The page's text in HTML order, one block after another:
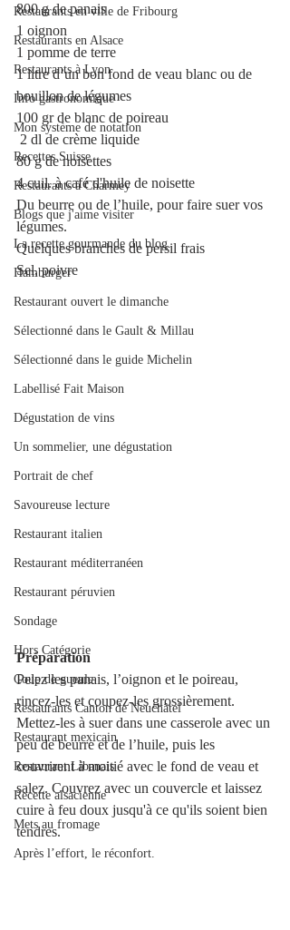
Restaurants en ville de Fribourg
Restaurants en Alsace
Restaurants à Lyon
Info gastronomique
Mon système de notation
Recettes Suisse
Restaurants à Charmey
Blogs que j'aime visiter
La recette gourmande du blog.
Hamburger
Restaurant ouvert le dimanche
Sélectionné dans le Gault & Millau
Sélectionné dans le guide Michelin
Labellisé Fait Maison
Dégustation de vins
Un sommelier, une dégustation
Portrait de chef
Savoureuse lecture
Restaurant italien
Restaurant méditerranéen
Restaurant péruvien
Sondage
Hors Catégorie
Coup de gueule
Restaurants Canton de Neuchâtel
Restaurant mexicain
Restaurant Libanais
Recette alsacienne
Mets au fromage
Après l’effort, le réconfort.
800 g de panais
1 oignon
1 pomme de terre
1 litre d’un bon fond de veau blanc ou de
bouillon de légumes
100 gr de blanc de poireau
2 dl de crème liquide
80 g de noisettes
4 cuil. à café d'huile de noisette
Du beurre ou de l’huile, pour faire suer vos
légumes.
Quelques branches de persil frais
Sel, poivre
Préparation
Pelez les panais, l’oignon et le poireau,
rincez-les et coupez-les grossièrement.
Mettez-les à suer dans une casserole avec un
peu de beurre et de l’huile, puis les
couvrirent à moitié avec le fond de veau et
salez. Couvrez avec un couvercle et laissez
cuire à feu doux jusqu'à ce qu'ils soient bien
tendres.